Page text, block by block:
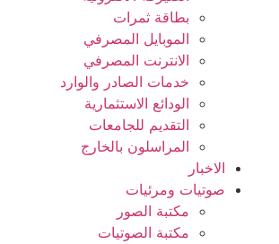
بطاقة ثمرات
الموبايل المصرفي
الانترنت المصرفي
خدمات الصادر والوارد
الودائع الاستثمارية
التقديم للجامعات
المراسلون بالخارج
الاخبار
صوتيات ومرئيات
مكتبة الصور
مكتبة الصوتيات